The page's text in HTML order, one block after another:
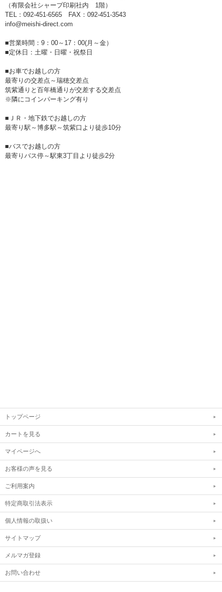
（有限会社シャープ印刷社内 1階）
TEL：092-451-6565 FAX：092-451-3543
info@meishi-direct.com
■営業時間：9：00～17：00(月～金）
■定休日：土曜・日曜・祝祭日
■お車でお越しの方
最寄りの交差点～瑞穂交差点
筑紫通りと百年橋通りが交差する交差点
※隣にコインパーキング有り
■ＪＲ・地下鉄でお越しの方
最寄り駅～博多駅～筑紫口より徒歩10分
■バスでお越しの方
最寄りバス停～駅東3丁目より徒歩2分
トップページ
カートを見る
マイページへ
お客様の声を見る
ご利用案内
特定商取引法表示
個人情報の取扱い
サイトマップ
メルマガ登録
お問い合わせ